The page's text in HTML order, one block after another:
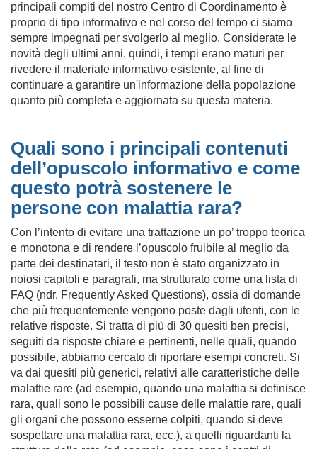
principali compiti del nostro Centro di Coordinamento è
proprio di tipo informativo e nel corso del tempo ci siamo
sempre impegnati per svolgerlo al meglio. Considerate le
novità degli ultimi anni, quindi, i tempi erano maturi per
rivedere il materiale informativo esistente, al fine di
continuare a garantire un'informazione della popolazione
quanto più completa e aggiornata su questa materia.
Quali sono i principali contenuti
dell’opuscolo informativo e come
questo potrà sostenere le
persone con malattia rara?
Con l’intento di evitare una trattazione un po’ troppo teorica
e monotona e di rendere l’opuscolo fruibile al meglio da
parte dei destinatari, il testo non è stato organizzato in
noiosi capitoli e paragrafi, ma strutturato come una lista di
FAQ (ndr. Frequently Asked Questions), ossia di domande
che più frequentemente vengono poste dagli utenti, con le
relative risposte. Si tratta di più di 30 quesiti ben precisi,
seguiti da risposte chiare e pertinenti, nelle quali, quando
possibile, abbiamo cercato di riportare esempi concreti. Si
va dai quesiti più generici, relativi alle caratteristiche delle
malattie rare (ad esempio, quando una malattia si definisce
rara, quali sono le possibili cause delle malattie rare, quali
gli organi che possono esserne colpiti, quando si deve
sospettare una malattia rara, ecc.), a quelli riguardanti la